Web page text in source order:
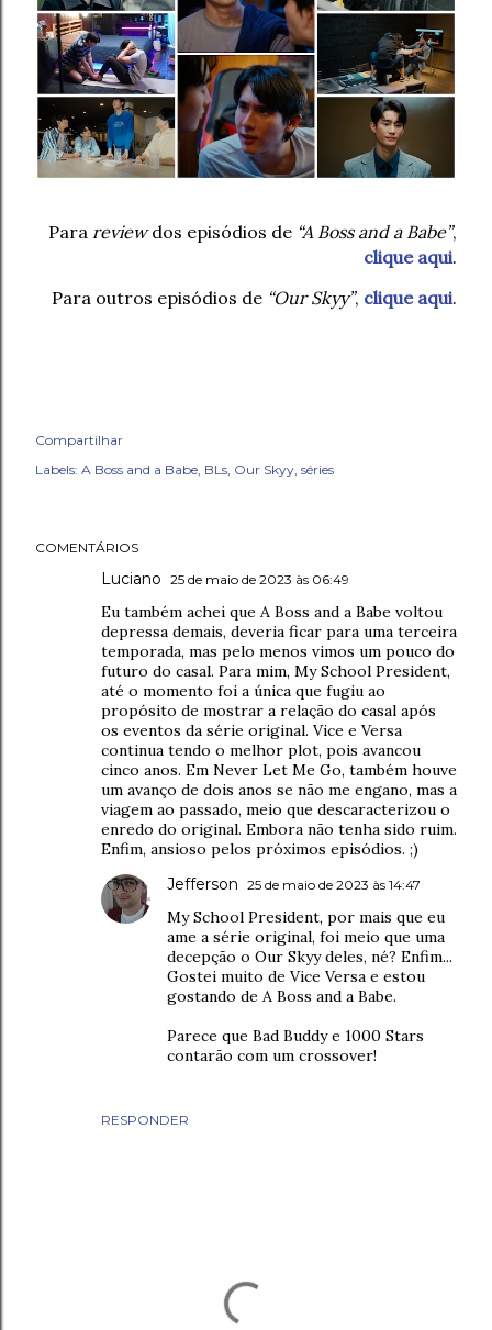
Para reviewdos episódios de “A Boss and a Babe”,
clique aqui.
Para outros episódios de “Our Skyy”, clique aqui.
Compartilhar
Labels: A Boss and a Babe BLs Our Skyy séries
COMENTÁRIOS
Luciano 25 de maio de 2023 às 06:49
Eu também achei que A Boss and a Babe voltou
depressa demais, deveria ficar para uma terceira
temporada, mas pelo menos vimos um pouco do
futuro do casal. Para mim, My School President,
até o momento foi a única que fugiu ao
propósito de mostrar a relação do casal após
os eventos da série original. Vice e Versa
continua tendo o melhor plot, pois avancou
cinco anos. Em Never Let Me Go, também houve
um avanço de dois anos se não me engano, mas a
viagem ao passado, meio que descaracterizou o
enredo do original. Embora não tenha sido ruim.
Enfim, ansioso pelos próximos episódios. ;)
RESPONDER
Jefferson 25 de maio de 2023 às 14:47
My School President, por mais que eu
ame a série original, foi meio que uma
decepção o Our Skyy deles, né? Enfim...
Gostei muito de Vice Versa e estou
gostando de A Boss and a Babe.
Parece que Bad Buddy e 1000 Stars
contarão com um crossover!